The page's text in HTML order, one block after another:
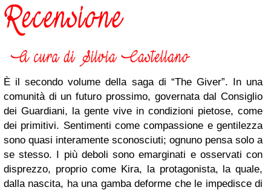
È il secondo volume della saga di “The Giver”. In una
comunità di un futuro prossimo, governata dal Consiglio
dei Guardiani, la gente vive in condizioni pietose, come
dei primitivi. Sentimenti come compassione e gentilezza
sono quasi interamente sconosciuti; ognuno pensa solo a
se stesso. I più deboli sono emarginati e osservati con
disprezzo, proprio come Kira, la protagonista, la quale,
dalla nascita, ha una gamba deforme che le impedisce di